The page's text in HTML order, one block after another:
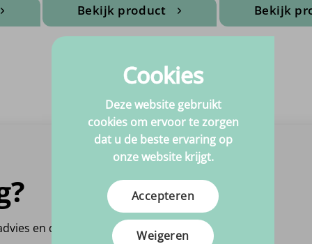
Bekijk product
Dit
heeft
meerdere
variaties.
optie
kan
gekozen
worden
op
de
Bekijk
en denken graag
Bezoek onze
Showroom
Meulenveldt 3
Cookies
Deze website gebruikt
cookies om ervoor te zorgen
dat u de beste ervaring op
onze website krijgt.
Accepteren
Weigeren